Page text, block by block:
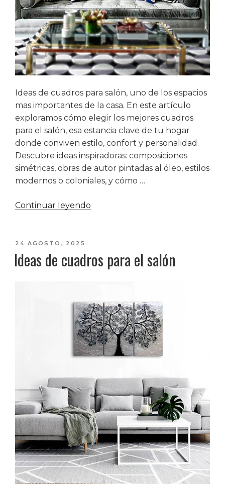
Ideas de cuadros para salón, uno de los espacios
mas importantes de la casa. En este artículo
exploramos cómo elegir los mejores cuadros
para el salón, esa estancia clave de tu hogar
donde conviven estilo, confort y personalidad.
Descubre ideas inspiradoras: composiciones
simétricas, obras de autor pintadas al óleo, estilos
modernos o coloniales, y cómo …
Continuar leyendo
PUBLICADO
24 AGOSTO, 2025
Ideas de cuadros para el salón